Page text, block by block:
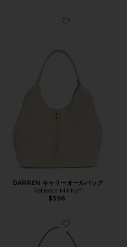
Favorite DARREN キ
DARREN キャリーオールバッグ
Rebecca Minkoff
$398
Favorite MIA ショルダ